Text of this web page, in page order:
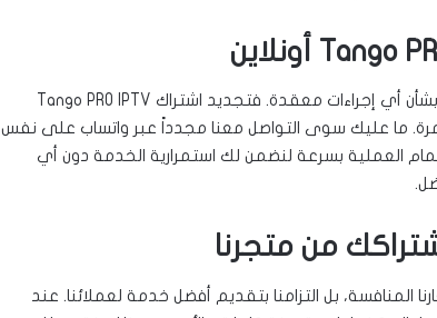
عندما يقترب اشتراكك من الانتهاء، لا داعي للقلق بشأن أي إجراءات معقدة. فتجديد اشتراك Tango PRO IPTV
مرة. ما عليك سوى التواصل معنا مجدداً عبر واتساب على نفس
العملية بسرعة لنضمن لك استمرارية الخدمة دون أي
من متجرنا
المنافسة، بل التزامنا بتقديم أفضل خدمة لعملائنا. عند